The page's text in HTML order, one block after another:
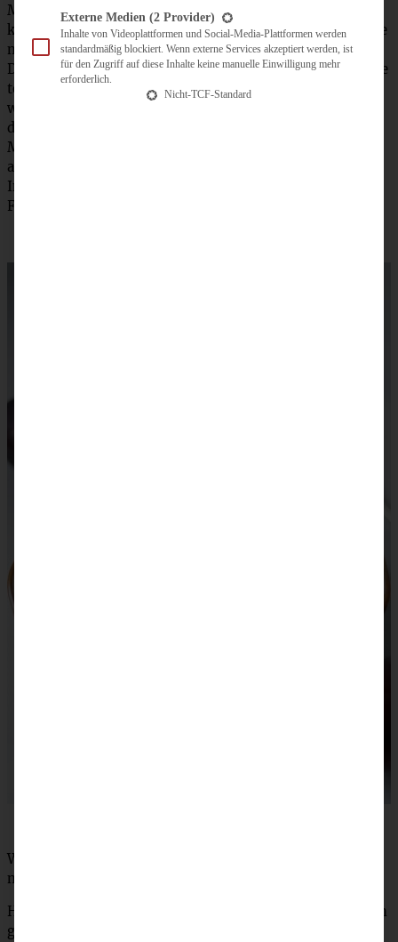
Milch rühren, aufkochen und mindestens 1 Minute
köcheln lassen. In eine Schüssel geben und die Oberfläche
mit Frischhaltefolie abdecken.
Das Muffinblech gut ausfetten. den Blätterteig in Quadrate
teilen und in die Muffinmulden verteilen. Pflaumen
waschen und in Spalten teilen. Die Creme fraiche unter
den abgekühlten Pudding rühren. In die Mulden verteilen.
Mit Pflaumenspalten belegen und mit Zimtzucker
abstreuen. Im vorgeheizten Backofen 30 Minuten backen.
In der Form etwas auskühlen lassen und dann aus der
Form nehmen. Lauwarm oder abgekühlt servieren.
Wer die Zutaten zu Hause hat, kann die Törtchen eben
noch schnell für heute Nachmittag zaubern, wie wär’s?
Habt noch einen schönen Restsonntag und macht es Euch
gemütlich, Ihr Lieben!
Externe Medien (2 Provider)
Inhalte von Videoplattformen und Social-Media-Plattformen werden
standardmäßig blockiert. Wenn externe Services akzeptiert werden, ist
für den Zugriff auf diese Inhalte keine manuelle Einwilligung mehr
erforderlich.
Nicht-TCF-Standard